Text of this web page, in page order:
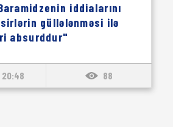
iddialarını
güllələnməsi ilə
absurddur"
20:48 88